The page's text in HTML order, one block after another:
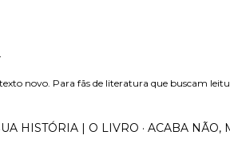
novo. Para fãs de literatura que buscam
HISTÓRIA | O LIVRO ACABA NÃO,